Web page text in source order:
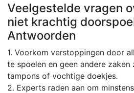
Veelgestelde vragen
niet krachtig
Antwoorden
1. Voorkom verstoppingen door
te spoelen en geen andere zaken
tampons of vochtige doekjes.
2. Experts raden aan om